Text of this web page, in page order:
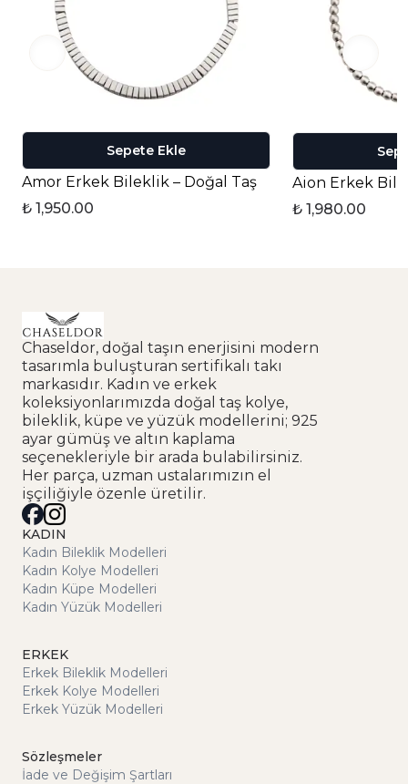
Sepete Ekle
Amor Erkek Bileklik – Doğal Taş
₺ 1,950.00
Aion Erkek
₺ 1,980.00
Chaseldor, doğal taşın enerjisini modern
tasarımla buluşturan sertifikalı takı
markasıdır. Kadın ve erkek
koleksiyonlarımızda doğal taş kolye,
bileklik, küpe ve yüzük modellerini; 925
ayar gümüş ve altın kaplama
seçenekleriyle bir arada bulabilirsiniz.
Her parça, uzman ustalarımızın el
işçiliğiyle özenle üretilir.
KADIN
Kadın Bileklik Modelleri
Kadın Kolye Modelleri
Kadın Küpe Modelleri
Kadın Yüzük Modelleri
ERKEK
Erkek Bileklik Modelleri
Erkek Kolye Modelleri
Erkek Yüzük Modelleri
Sözleşmeler
İade ve Değişim Şartları